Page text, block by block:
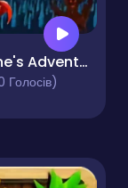
Heroine's Adventure
Голосів)